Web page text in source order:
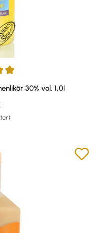
von 5 Sternen
30% vol. 1,0l
Preis: